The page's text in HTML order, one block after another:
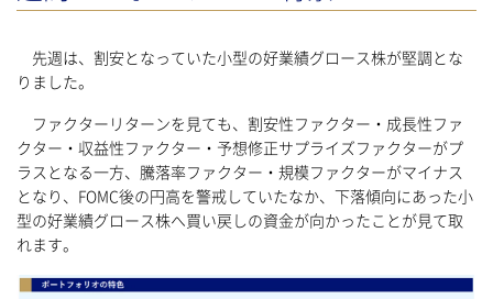
先週は、割安となっていた小型の好業績グロース株が堅調とな
りました。
ファクターリターンを見ても、割安性ファクター・成長性ファ
クター・収益性ファクター・予想修正サプライズファクターがプ
ラスとなる一方、騰落率ファクター・規模ファクターがマイナス
となり、FOMC後の円高を警戒していたなか、下落傾向にあった小
型の好業績グロース株へ買い戻しの資金が向かったことが見て取
れます。